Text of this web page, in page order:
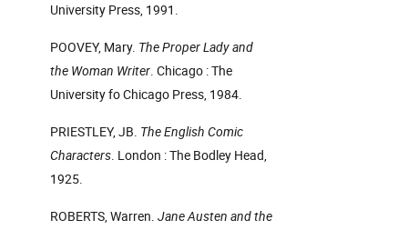
University Press, 1991.
POOVEY, Mary. The Proper Lady and
the Woman Writer. Chicago : The
University fo Chicago Press, 1984.
PRIESTLEY, JB. The English Comic
Characters. London : The Bodley Head,
1925.
ROBERTS, Warren. Jane Austen and the